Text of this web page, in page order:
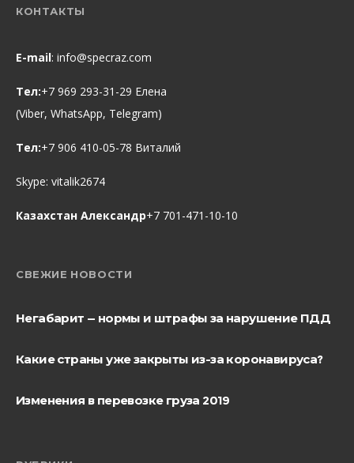
КОНТАКТЫ
E-mail: info@specraz.com
Тел:+7 969 293-31-29 Елена
(Viber, WhatsApp, Telegram)
Тел:+7 906 410-05-78 Виталий
Skype: vitalik2674
Казахстан Александр+7 701-471-10-10
СВЕЖИЕ НОВОСТИ
Негабарит — нормы и штрафы за нарушение ПДД
Какие страны уже закрыты из-за коронавируса?
Изменения в перевозке груза 2019